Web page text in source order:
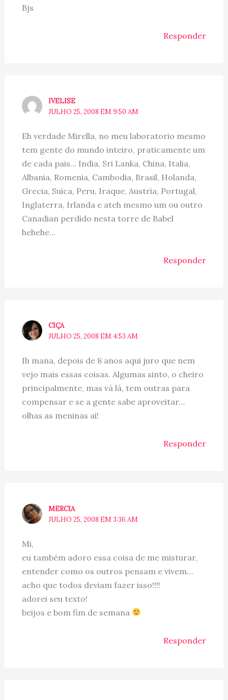
Bjs
Responder
IVELISE
JULHO 25, 2008 EM 9:50 AM
Eh verdade Mirella, no meu laboratorio mesmo
tem gente do mundo inteiro, praticamente um
de cada pais… India, Sri Lanka, China, Italia,
Albania, Romenia, Cambodia, Brasil, Holanda,
Grecia, Suica, Peru, Iraque, Austria, Portugal,
Inglaterra, Irlanda e ateh mesmo um ou outro
Canadian perdido nesta torre de Babel
hehehe…
Responder
CIÇA
JULHO 25, 2008 EM 4:53 AM
Ih mana, depois de 8 anos aqui juro que nem
vejo mais essas coisas. Algumas sinto, o cheiro
principalmente, mas vá lá, tem outras para
compensar e se a gente sabe aproveitar…
olhas as meninas ai!
Responder
MERCIA
JULHO 25, 2008 EM 3:36 AM
Mi,
eu também adoro essa coisa de me misturar,
entender como os outros pensam e vivem…
acho que todos deviam fazer isso!!!!
adorei seu texto!
beijos e bom fim de semana
Responder